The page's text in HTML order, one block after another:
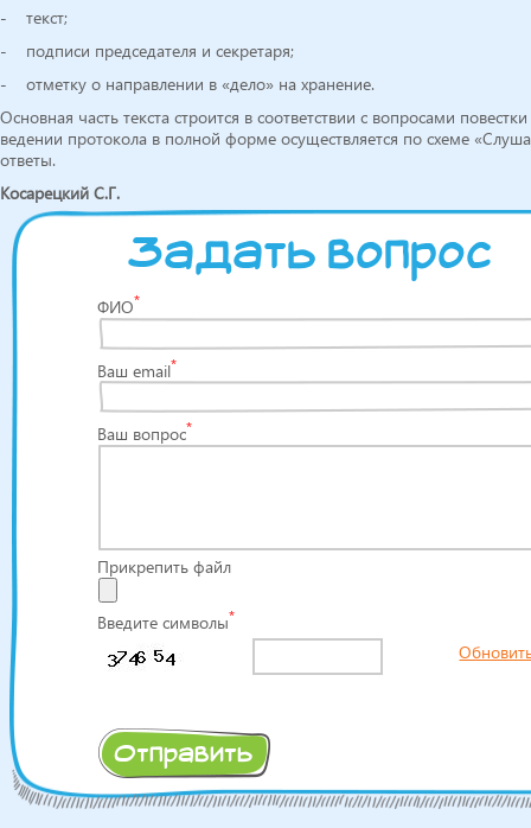
- текст;
- подписи председателя и секретаря;
- отметку о направлении в «дело» на хранение.
Основная часть текста строится в соответствии с вопросами
ведении протокола в полной форме осуществляется по схеме
ответы.
Косарецкий С.Г.
Задать вопрос
ФИО*
Ваш email*
Ваш вопрос*
Прикрепить файл
Введите символы*